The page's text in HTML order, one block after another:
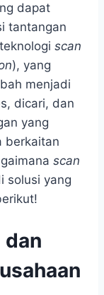
dapat
tantangan
scan
), yang
menjadi
dicari, dan
yang
berkaitan
scan
solusi yang
dan